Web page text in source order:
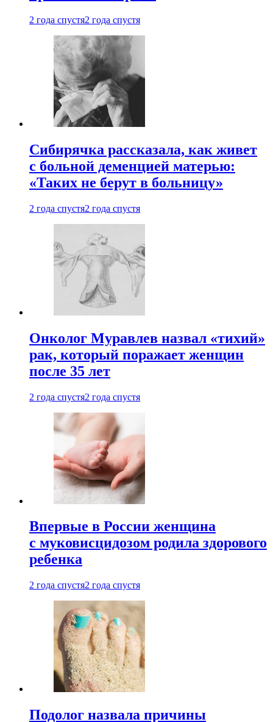
2 года спустя2 года спустя
Сибирячка рассказала, как живет
с больной деменцией матерью:
«Таких не берут в больницу»
2 года спустя2 года спустя
Онколог Муравлев назвал «тихий»
рак, который поражает женщин
после 35 лет
2 года спустя2 года спустя
Впервые в России женщина
с муковисцидозом родила здорового
ребенка
2 года спустя2 года спустя
Подолог назвала причины